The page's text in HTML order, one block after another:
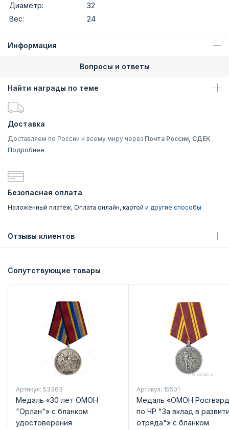
Диаметр:
32
Вес:
24
Информация
Вопросы и ответы
Найти награды по теме
Доставка
Доставляем по России и всему миру через Почта России, СДЕК
Подробнее
Безопасная оплата
Наложенный платеж, Оплата онлайн, картой и другие способы
Отзывы клиентов
Сопутствующие товары
Артикул: 53363
Медаль «30 лет ОМОН
"Орлан"» с бланком
удостоверения
Артикул: 15501
Медаль «ОМОН
по ЧР "За вклад в
отряда"» с бланком